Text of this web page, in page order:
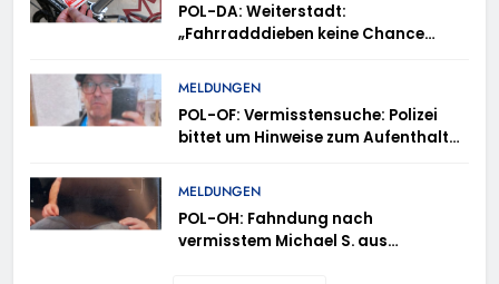
POL-DA: Weiterstadt:
„Fahrradddieben keine Chance
Anmeldung erforderlich
MELDUNGEN
POL-OF: Vermisstensuche: Polizei
bittet um Hinweise zum Aufenthalt
MELDUNGEN
POL-OH: Fahndung nach
vermisstem Michael S. aus